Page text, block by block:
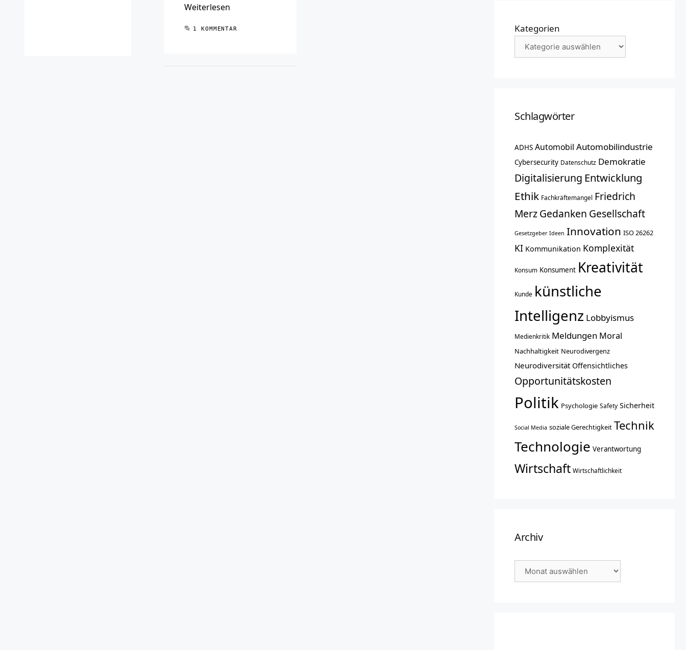
Weiterlesen
1 KOMMENTAR Kategorien
Schlagwörter
ADHS Automobil Automobilindustrie
Cybersecurity Datenschutz Demokratie
Digitalisierung Entwicklung
Ethik Fachkräftemangel Friedrich
MerzGedanken Gesellschaft
Gesetzgeber Ideen Innovation ISO 26262
KI Kommunikation Komplexität
Konsum Konsument Kreativität
Kunde künstliche
Intelligenz Lobbyismus
Medienkritik Meldungen Moral
Nachhaltigkeit Neurodivergenz
Neurodiversität Offensichtliches
Opportunitätskosten
Politik Psychologie Safety Sicherheit
Social Media soziale Gerechtigkeit Technik
Technologie Verantwortung
Wirtschaft Wirtschaftlichkeit
Archiv
Archiv